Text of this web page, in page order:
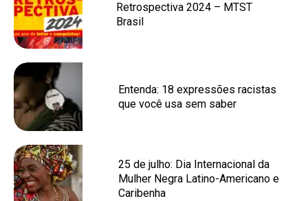
Retrospectiva 2024 – MTST
Brasil
Entenda: 18 expressões racistas
que você usa sem saber
25 de julho: Dia Internacional da
Mulher Negra Latino-Americano e
Caribenha